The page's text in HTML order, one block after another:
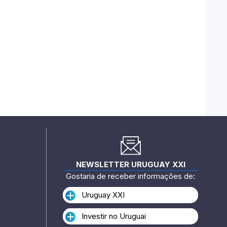
NEWSLETTER URUGUAY XXI
Gostaria de receber informações de:
Uruguay XXI
Investir no Uruguai